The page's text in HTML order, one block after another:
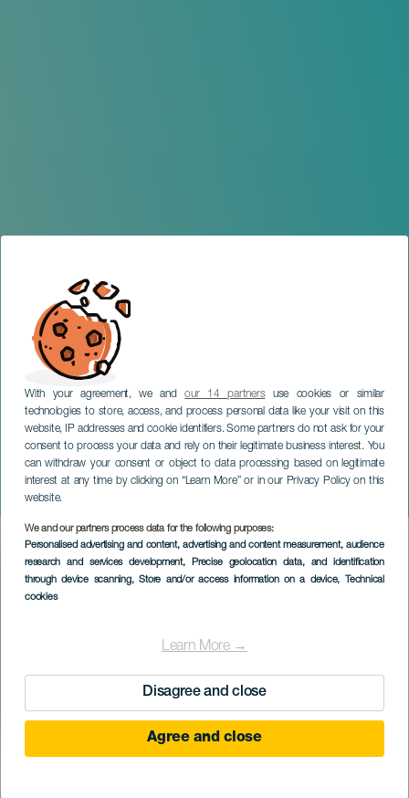
With your agreement, we andour 14 partnersuse cookies or similar
technologies to store, access, and process personal data like your visit on this
website, IP addresses and cookie identifiers. Some partners do not ask for your
consent to process your data and rely on their legitimate business interest. You
can withdraw your consent or object to data processing based on legitimate
interest at any time by clicking on “Learn More” or in our Privacy Policy on this
website.
We and our partners process data for the following purposes:
Personalised advertising and content, advertising and content measurement, audience
research and services development, Precise geolocation data, and identification
through device scanning, Store and/or access information on a device, Technical
cookies
Learn More →
Disagree and close
Agree and close
Dos pasiones: Música
Antigua
GRAN CANARIA
Imagen
Listado